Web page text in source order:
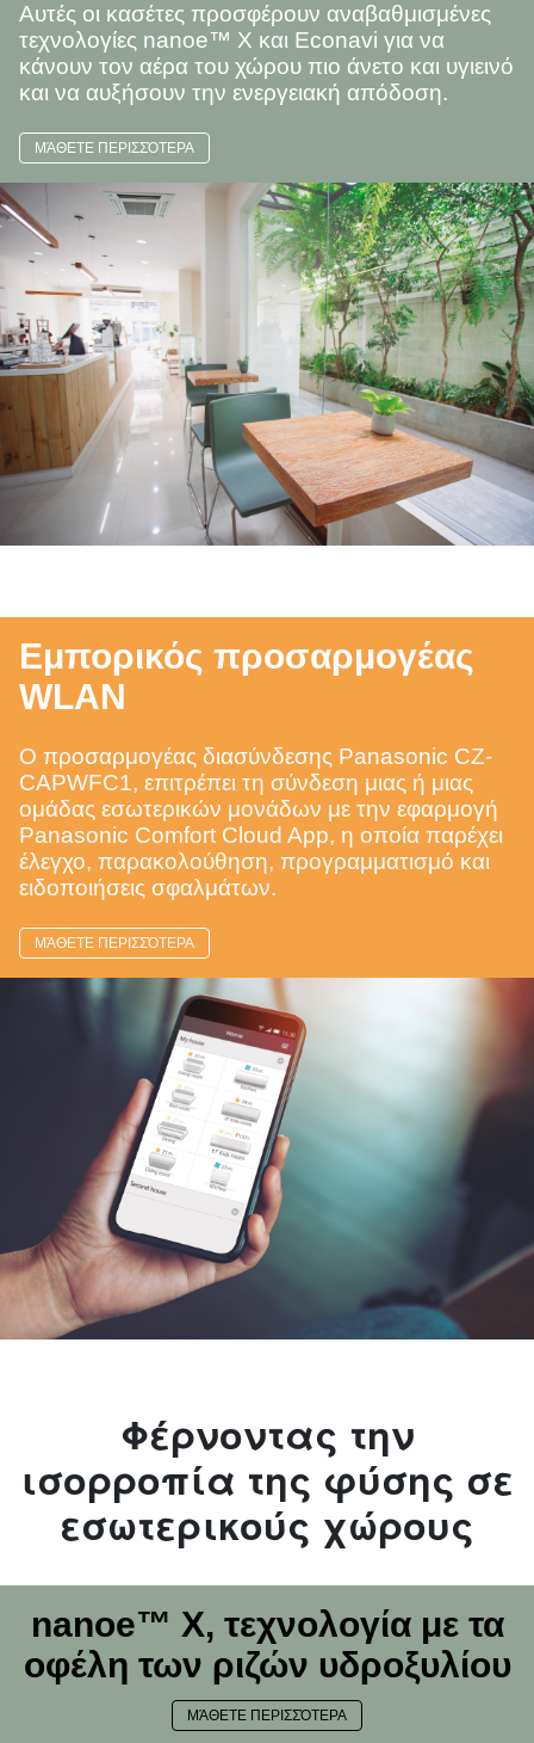
Αυτές οι κασέτες προσφέρουν αναβαθμισμένες
τεχνολογίες nanoe™ X και Econavi για να
κάνουν τον αέρα του χώρου πιο άνετο και υγιεινό
και να αυξήσουν την ενεργειακή απόδοση.
ΜΆΘΕΤΕ ΠΕΡΙΣΣΌΤΕΡΑ
Εμπορικός προσαρμογέας
WLAN
Ο προσαρμογέας διασύνδεσης Panasonic CZ-
CAPWFC1, επιτρέπει τη σύνδεση μιας ή μιας
ομάδας εσωτερικών μονάδων με την εφαρμογή
Panasonic Comfort Cloud App, η οποία παρέχει
έλεγχο, παρακολούθηση, προγραμματισμό και
ειδοποιήσεις σφαλμάτων.
ΜΆΘΕΤΕ ΠΕΡΙΣΣΌΤΕΡΑ
Φέρνοντας την
ισορροπία της φύσης σε
εσωτερικούς χώρους
nanoe™ X, τεχνολογία με τα
οφέλη των ριζών υδροξυλίου
ΜΆΘΕΤΕ ΠΕΡΙΣΣΌΤΕΡΑ